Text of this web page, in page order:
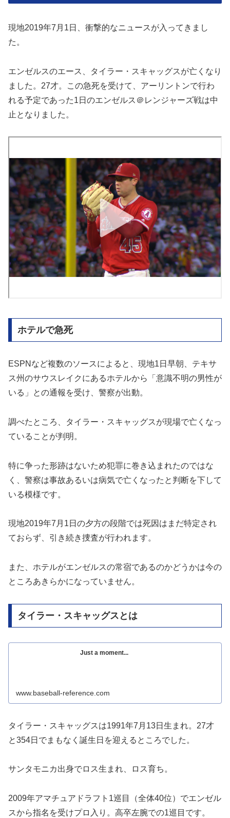
現地2019年7月1日、衝撃的なニュースが入ってきまし
た。
エンゼルスのエース、タイラー・スキャッグスが亡くなり
ました。27才。この急死を受けて、アーリントンで行わ
れる予定であった1日のエンゼルス＠レンジャーズ戦は中
止となりました。
ホテルで急死
ESPNなど複数のソースによると、現地1日早朝、テキサ
ス州のサウスレイクにあるホテルから「意識不明の男性が
いる」との通報を受け、警察が出動。
調べたところ、タイラー・スキャッグスが現場で亡くなっ
ていることが判明。
特に争った形跡はないため犯罪に巻き込まれたのではな
く、警察は事故あるいは病気で亡くなったと判断を下して
いる模様です。
現地2019年7月1日の夕方の段階では死因はまだ特定され
ておらず、引き続き捜査が行われます。
また、ホテルがエンゼルスの常宿であるのかどうかは今の
ところあきらかになっていません。
タイラー・スキャッグスとは
Just a moment...
www.baseball-reference.com
タイラー・スキャッグスは1991年7月13日生まれ。27才
と354日でまもなく誕生日を迎えるところでした。
サンタモニカ出身でロス生まれ、ロス育ち。
2009年アマチュアドラフト1巡目（全体40位）でエンゼル
スから指名を受けプロ入り。高卒左腕での1巡目です。